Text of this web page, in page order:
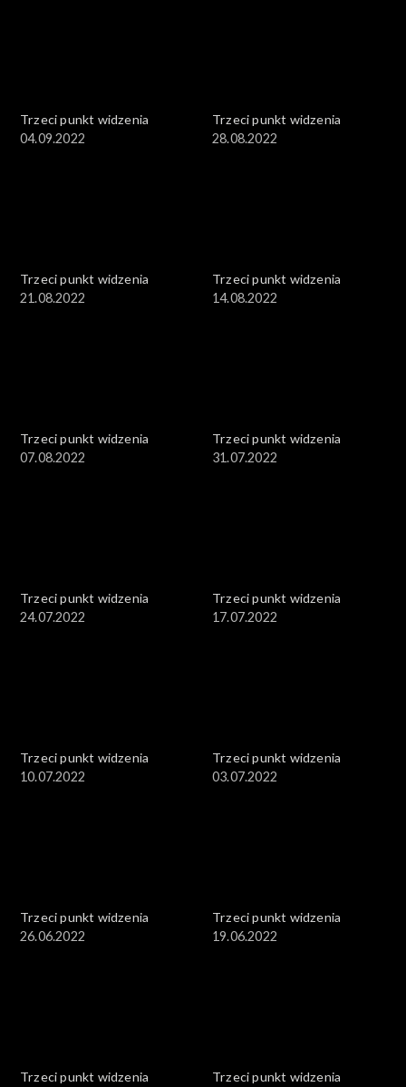
Trzeci punkt widzenia
04.09.2022
Trzeci punkt widzenia
28.08.2022
Trzeci punkt widzenia
21.08.2022
Trzeci punkt widzenia
14.08.2022
Trzeci punkt widzenia
07.08.2022
Trzeci punkt widzenia
31.07.2022
Trzeci punkt widzenia
24.07.2022
Trzeci punkt widzenia
17.07.2022
Trzeci punkt widzenia
10.07.2022
Trzeci punkt widzenia
03.07.2022
Trzeci punkt widzenia
26.06.2022
Trzeci punkt widzenia
19.06.2022
Trzeci punkt widzenia
Trzeci punkt widzenia